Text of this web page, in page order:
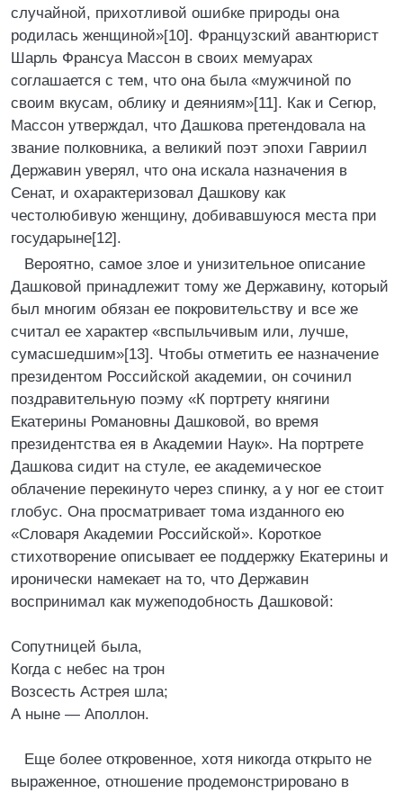
случайной, прихотливой ошибке природы она
родилась женщиной»[10]. Французский авантюрист
Шарль Франсуа Массон в своих мемуарах
соглашается с тем, что она была «мужчиной по
своим вкусам, облику и деяниям»[11]. Как и Сегюр,
Массон утверждал, что Дашкова претендовала на
звание полковника, а великий поэт эпохи Гавриил
Державин уверял, что она искала назначения в
Сенат, и охарактеризовал Дашкову как
честолюбивую женщину, добивавшуюся места при
государыне[12].
Вероятно, самое злое и унизительное описание
Дашковой принадлежит тому же Державину, который
был многим обязан ее покровительству и все же
считал ее характер «вспыльчивым или, лучше,
сумасшедшим»[13]. Чтобы отметить ее назначение
президентом Российской академии, он сочинил
поздравительную поэму «К портрету княгини
Екатерины Романовны Дашковой, во время
президентства ея в Академии Наук». На портрете
Дашкова сидит на стуле, ее академическое
облачение перекинуто через спинку, а у ног ее стоит
глобус. Она просматривает тома изданного ею
«Словаря Академии Российской». Короткое
стихотворение описывает ее поддержку Екатерины и
иронически намекает на то, что Державин
воспринимал как мужеподобность Дашковой:
Сопутницей была,
Когда с небес на трон
Возсесть Астрея шла;
А ныне — Аполлон.
Еще более откровенное, хотя никогда открыто не
выраженное, отношение продемонстрировано в